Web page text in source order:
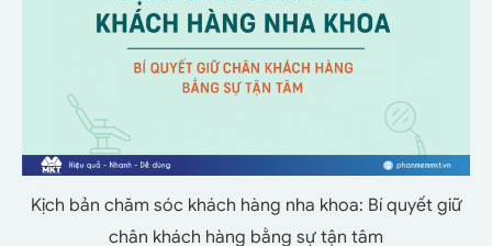
Kịch bản chăm sóc khách hàng nha khoa: Bí quyết giữ
chân khách hàng bằng sự tận tâm